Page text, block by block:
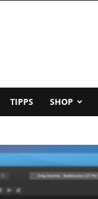
TIPPS SHOP